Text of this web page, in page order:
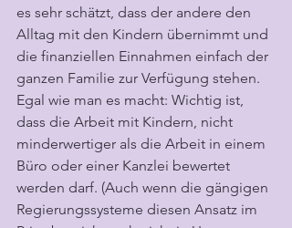
es sehr schätzt, dass der andere den
Alltag mit den Kindern übernimmt und
die finanziellen Einnahmen einfach der
ganzen Familie zur Verfügung stehen.
Egal wie man es macht: Wichtig ist,
dass die Arbeit mit Kindern, nicht
minderwertiger als die Arbeit in einem
Büro oder einer Kanzlei bewertet
werden darf. (Auch wenn die gängigen
Regierungssysteme diesen Ansatz im